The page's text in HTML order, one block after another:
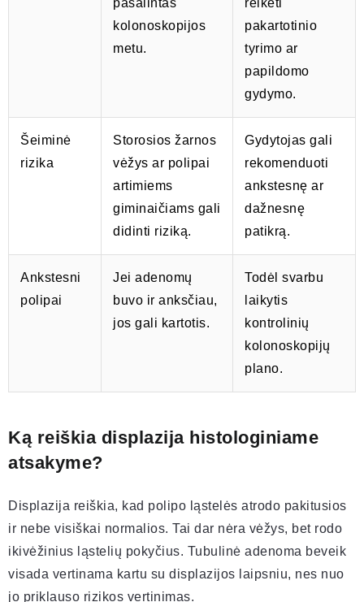
pašalintas
kolonoskopijos
metu.
reikėti
pakartotinio
tyrimo ar
papildomo
gydymo.
Šeiminė
rizika
Storosios žarnos
vėžys ar polipai
artimiems
giminaičiams gali
didinti riziką.
Gydytojas gali
rekomenduoti
ankstesnę ar
dažnesnę
patikrą.
Ankstesni
polipai
Jei adenomų
buvo ir anksčiau,
jos gali kartotis.
Todėl svarbu
laikytis
kontrolinių
kolonoskopijų
plano.
Ką reiškia displazija histologiniame
atsakyme?
Displazija reiškia, kad polipo ląstelės atrodo pakitusios
ir nebe visiškai normalios. Tai dar nėra vėžys, bet rodo
ikivėžinius ląstelių pokyčius. Tubulinė adenoma beveik
visada vertinama kartu su displazijos laipsniu, nes nuo
jo priklauso rizikos vertinimas.